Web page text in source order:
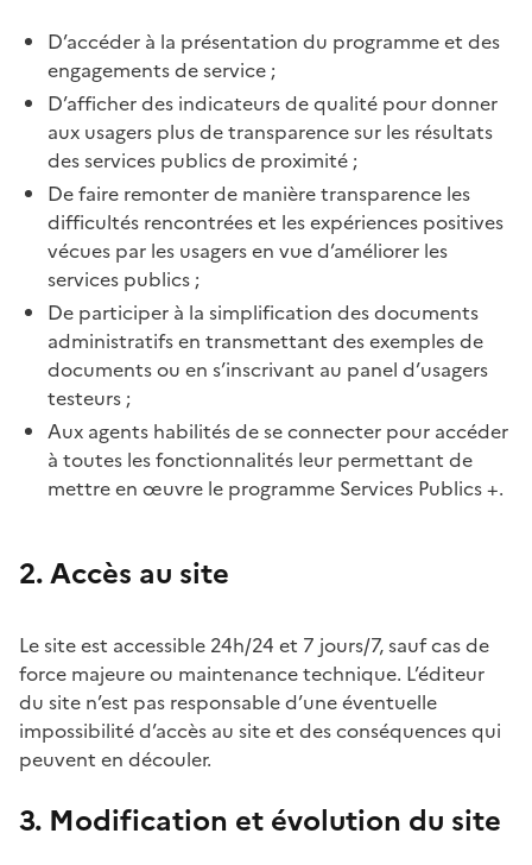
D’accéder à la présentation du programme et des
engagements de service ;
D’afficher des indicateurs de qualité pour donner
aux usagers plus de transparence sur les résultats
des services publics de proximité ;
De faire remonter de manière transparence les
difficultés rencontrées et les expériences positives
vécues par les usagers en vue d’améliorer les
services publics ;
De participer à la simplification des documents
administratifs en transmettant des exemples de
documents ou en s’inscrivant au panel d’usagers
testeurs ;
Aux agents habilités de se connecter pour accéder
à toutes les fonctionnalités leur permettant de
mettre en œuvre le programme Services Publics +.
2. Accès au site
Le site est accessible 24h/24 et 7 jours/7, sauf cas de
force majeure ou maintenance technique. L’éditeur
du site n’est pas responsable d’une éventuelle
impossibilité d’accès au site et des conséquences qui
peuvent en découler.
3. Modification et évolution du site